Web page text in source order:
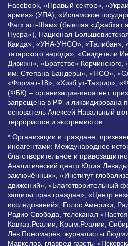
Facebook, «Правый сектор»,
армия» (УПА), «Исламское
Фатх аш-Шам» (бывшая «Джабхат
Нусра»), Национал-
Каида», «УНА-УНСО», «Талибан»,
татарского народа», «Свидетели
Дивижн», «Братство» Корчинского,
им. Степана Бандеры», «НСО»,
«Формат-18», «Хизб ут-Тахрир»,
(ФБК) – организация-иноагент,
запрещена в РФ и ликвидирована
основатель Алексей Навальный
террористов и экстремистов.
* Организации и граждане,
иноагентами: Международное
благотворительное и
Аналитический центр Юрия
заключённых», «Институт
движений», «Благотворительный
защиты прав граждан», «Центр
исследований», Голос Америки,
Радио Свобода, телеканал
Кавказ.Реалии, Крым.Реалии,
Лев Пономарёв, журналисты
Маркелов, главред газеты